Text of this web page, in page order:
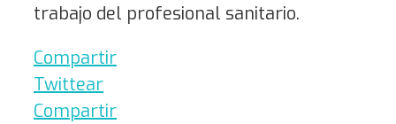
trabajo del profesional sanitario.
Compartir
Twittear
Compartir